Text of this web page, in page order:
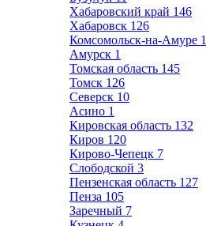
Хабаровский край 146
Хабаровск 126
Комсомольск-на-Амуре
Амурск 1
Томская область 145
Томск 126
Северск 10
Асино 1
Кировская область 132
Киров 120
Кирово-Чепецк 7
Слободской 3
Пензенская область 127
Пенза 105
Заречный 7